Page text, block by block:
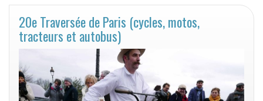
20e Traversée de Paris (cycles, motos,
tracteurs et autobus)